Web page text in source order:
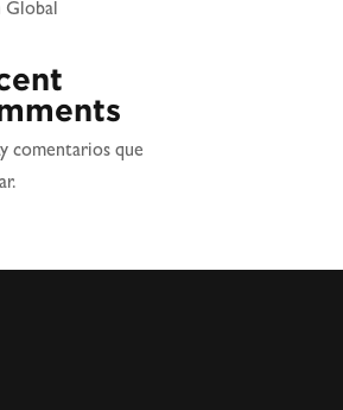
Global
comentarios que